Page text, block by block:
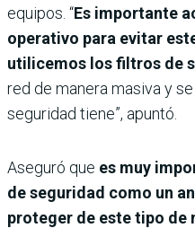
equipos. “Es importante
operativo para evitar
utilicemos los filtros de
red de manera masiva y
seguridad tiene”, apuntó.
Aseguró que es muy
de seguridad como un
proteger de este tipo de